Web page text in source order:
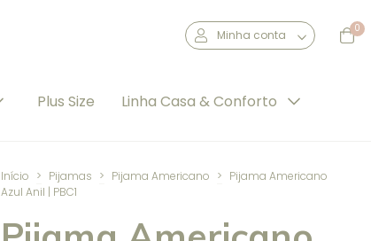
Minha conta 0
Plus Size Linha Casa & Conforto
Início > Pijamas > Pijama Americano > Pijama Americano
Azul Anil | PBC1